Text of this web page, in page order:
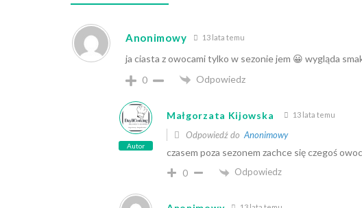
Anonimowy 13 lata temu
ja ciasta z owocami tylko w sezonie jem 😀 wygląda
0
Odpowiedz
Autor
Małgorzata Kijowska 13 lata temu
Odpowiedź doAnonimowy
czasem poza sezonem zachce się czegoś
0 Odpowiedz